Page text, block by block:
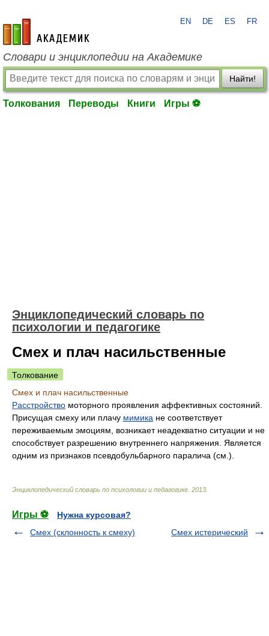
academic.ru
EN DE ES FR
Словари и энциклопедии на Академике
Найти!
Толкования Переводы Книги Игры ⚽
Энциклопедический словарь по
психологии и педагогике
Смех и плач насильственные
Толкование
Смех и плач насильственные
Расстройство моторного проявления аффективных состояний.
Присущая смеху или плачу мимика не соответствует
переживаемым эмоциям, возникает неадекватно ситуации и не
способствует разрешению внутреннего напряжения. Является
одним из признаков псевдобульбарного паралича (см.).
Энциклопедический словарь по психологии и педагогике 2013
Игры ⚽
Нужна курсовая?
Смех (склонность к смеху)
Смех истерический